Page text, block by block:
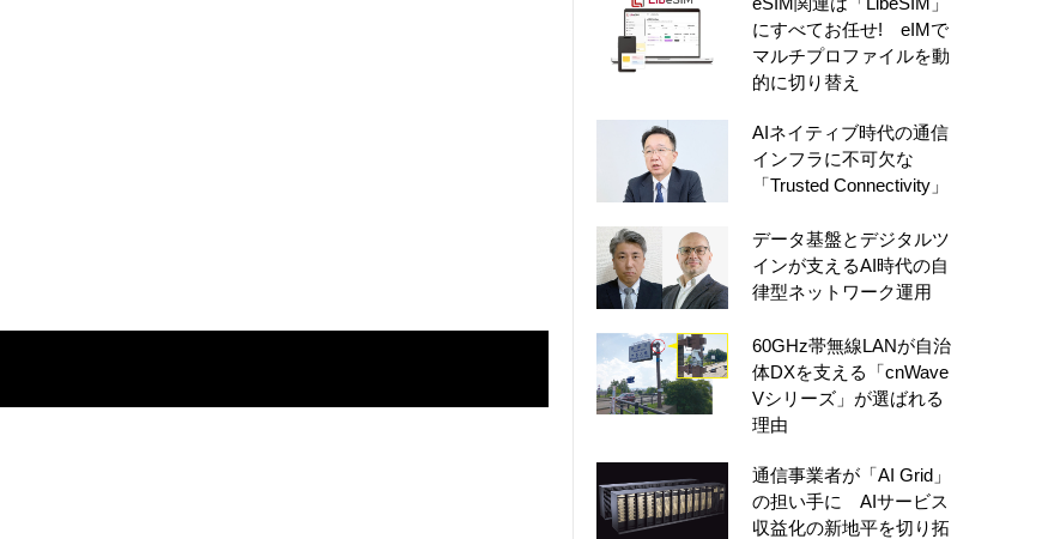
にすべてお任せ! eIMで
マルチプロファイルを動
的に切り替え
AIネイティブ時代の通信
インフラに不可欠な
「Trusted Connectivity」
データ基盤とデジタルツ
インが支えるAI時代の自
律型ネットワーク運用
60GHz帯無線LANが自治
体DXを支える「cnWave
Vシリーズ」が選ばれる
理由
通信事業者が「AI Grid」
の担い手に AIサービス
収益化の新地平を切り拓